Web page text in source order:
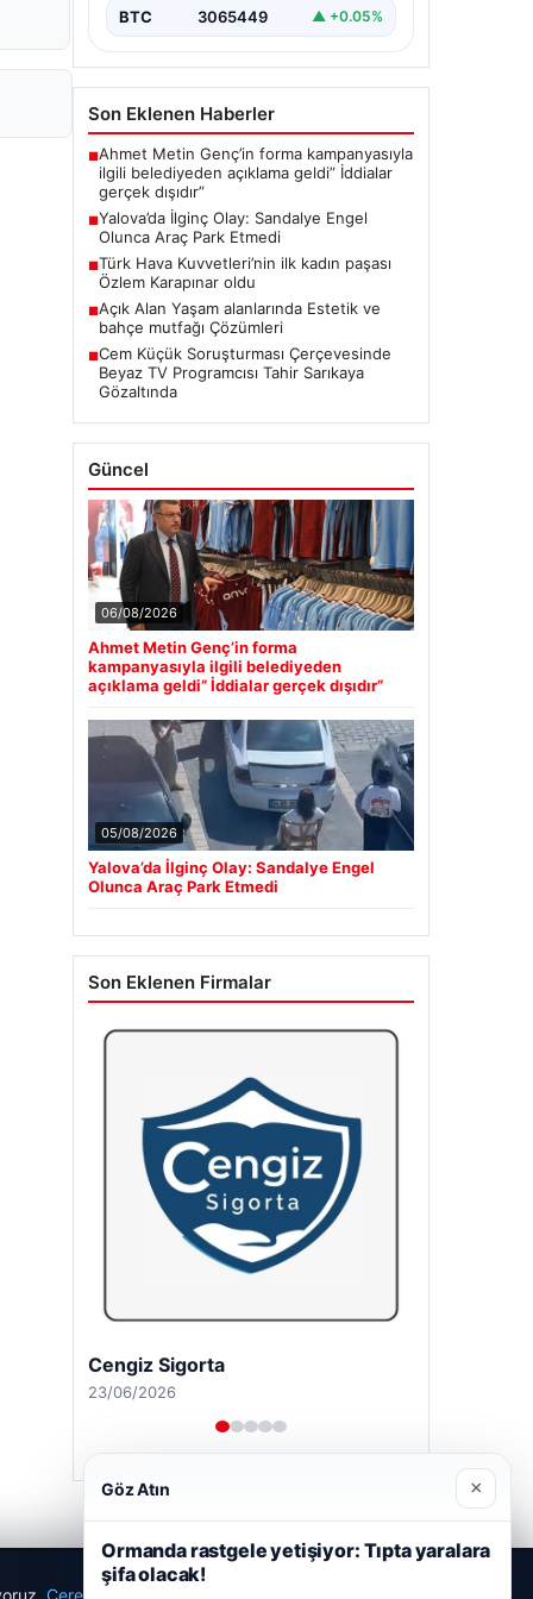
BTC 3065449 ▲ +0.05%
Son Eklenen Haberler
■Ahmet Metin Genç’in forma kampanyasıyla
ilgili belediyeden açıklama geldi” İddialar
gerçek dışıdır”
■Yalova’da İlginç Olay: Sandalye Engel
Olunca Araç Park Etmedi
■Türk Hava Kuvvetleri’nin ilk kadın paşası
Özlem Karapınar oldu
■Açık Alan Yaşam alanlarında Estetik ve
bahçe mutfağı Çözümleri
■Cem Küçük Soruşturması Çerçevesinde
Beyaz TV Programcısı Tahir Sarıkaya
Gözaltında
Güncel
06/08/2026
Ahmet Metin Genç’in forma
kampanyasıyla ilgili belediyeden
açıklama geldi” İddialar gerçek dışıdır”
05/08/2026
Yalova’da İlginç Olay: Sandalye Engel
Olunca Araç Park Etmedi
Son Eklenen Firmalar
Cengiz Sigorta
23/06/2026
Çerez Politikamız
Göz Atın ×
Ormanda rastgele yetişiyor: Tıpta yaralara
şifa olacak!